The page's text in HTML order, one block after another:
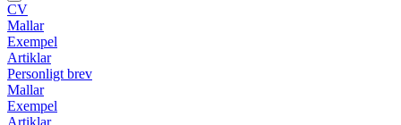
CV
Mallar
Exempel
Artiklar
Personligt brev
Mallar
Exempel
Artiklar